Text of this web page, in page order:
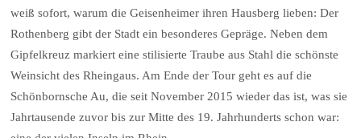
weiß sofort, warum die Geisenheimer ihren Hausberg lieben: Der
Rothenberg gibt der Stadt ein besonderes Gepräge. Neben dem
Gipfelkreuz markiert eine stilisierte Traube aus Stahl die schönste
Weinsicht des Rheingaus. Am Ende der Tour geht es auf die
Schönbornsche Au, die seit November 2015 wieder das ist, was sie
Jahrtausende zuvor bis zur Mitte des 19. Jahrhunderts schon war: